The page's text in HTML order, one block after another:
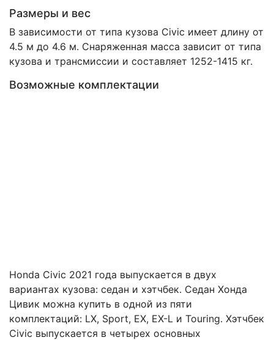
Размеры и вес
В зависимости от типа кузова Civic имеет длину от
4.5 м до 4.6 м. Снаряженная масса зависит от типа
кузова и трансмиссии и составляет 1252-1415 кг.
Возможные комплектации
Honda Civic 2021 года выпускается в двух
вариантах кузова: седан и хэтчбек. Седан Хонда
Цивик можна купить в одной из пяти
комплектаций: LX, Sport, EX, EX-L и Touring. Хэтчбек
Civic выпускается в четырех основных